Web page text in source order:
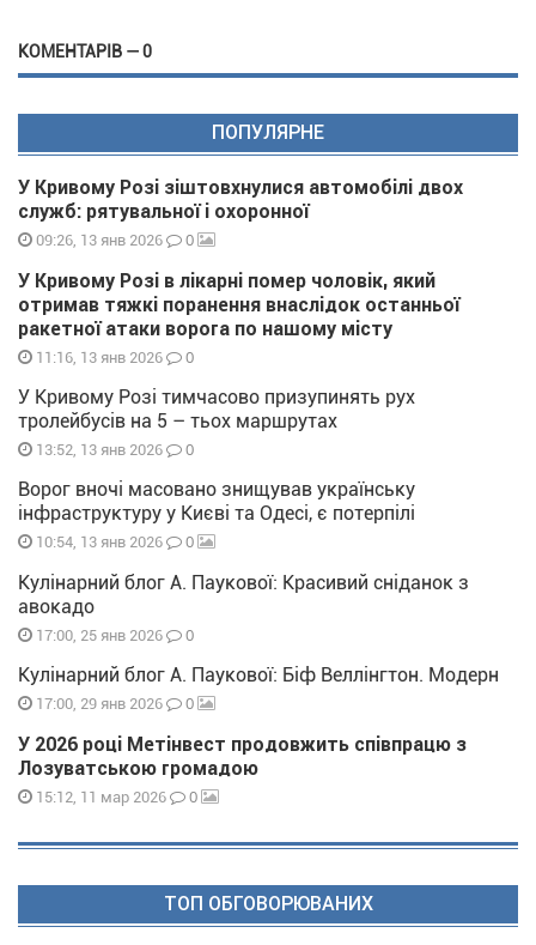
КОМЕНТАРІВ — 0
ПОПУЛЯРНЕ
У Кривому Розі зіштовхнулися автомобілі двох
служб: рятувальної і охоронної
09:26, 13 янв 2026 0
У Кривому Розі в лікарні помер чоловік, який
отримав тяжкі поранення внаслідок останньої
ракетної атаки ворога по нашому місту
11:16, 13 янв 2026 0
У Кривому Розі тимчасово призупинять рух
тролейбусів на 5 – тьох маршрутах
13:52, 13 янв 2026 0
Ворог вночі масовано знищував українську
інфраструктуру у Києві та Одесі, є потерпілі
10:54, 13 янв 2026 0
Кулінарний блог А. Паукової: Красивий сніданок з
авокадо
17:00, 25 янв 2026 0
Кулінарний блог А. Паукової: Біф Веллінгтон. Модерн
17:00, 29 янв 2026 0
У 2026 році Метінвест продовжить співпрацю з
Лозуватською громадою
15:12, 11 мар 2026 0
ТОП ОБГОВОРЮВАНИХ